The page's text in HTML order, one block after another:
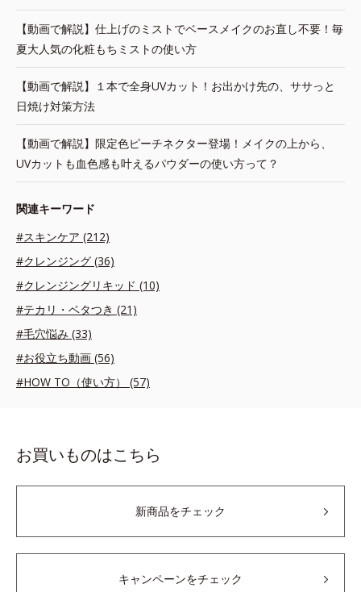
【動画で解説】仕上げのミストでベースメイクのお直し不要！毎
夏大人気の化粧もちミストの使い方
【動画で解説】１本で全身UVカット！お出かけ先の、ササっと
日焼け対策方法
【動画で解説】限定色ピーチネクター登場！メイクの上から、
UVカットも血色感も叶えるパウダーの使い方って？
関連キーワード
#スキンケア (212)
#クレンジング (36)
#クレンジングリキッド (10)
#テカリ・ベタつき (21)
#毛穴悩み (33)
#お役立ち動画 (56)
#HOW TO（使い方） (57)
お買いものはこちら
新商品をチェック
キャンペーンをチェック